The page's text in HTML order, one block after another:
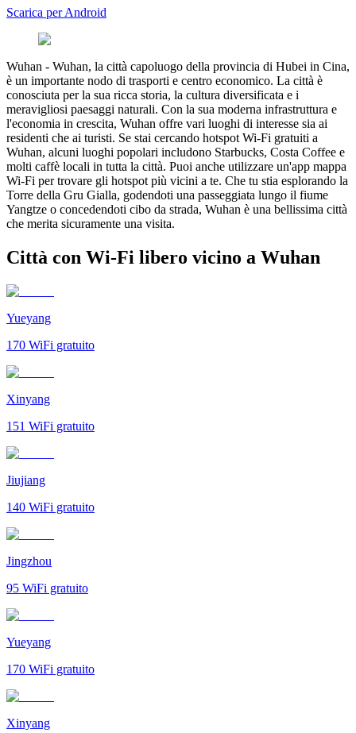
Scarica per Android
Wuhan - Wuhan, la città capoluogo della provincia di Hubei in Cina,
è un importante nodo di trasporti e centro economico. La città è
conosciuta per la sua ricca storia, la cultura diversificata e i
meravigliosi paesaggi naturali. Con la sua moderna infrastruttura e
l'economia in crescita, Wuhan offre vari luoghi di interesse sia ai
residenti che ai turisti. Se stai cercando hotspot Wi-Fi gratuiti a
Wuhan, alcuni luoghi popolari includono Starbucks, Costa Coffee e
molti caffè locali in tutta la città. Puoi anche utilizzare un'app mappa
Wi-Fi per trovare gli hotspot più vicini a te. Che tu stia esplorando la
Torre della Gru Gialla, godendoti una passeggiata lungo il fiume
Yangtze o concedendoti cibo da strada, Wuhan è una bellissima città
che merita sicuramente una visita.
Città con Wi-Fi libero vicino a Wuhan
Yueyang
170 WiFi gratuito
Xinyang
151 WiFi gratuito
Jiujiang
140 WiFi gratuito
Jingzhou
95 WiFi gratuito
Yueyang
170 WiFi gratuito
Xinyang